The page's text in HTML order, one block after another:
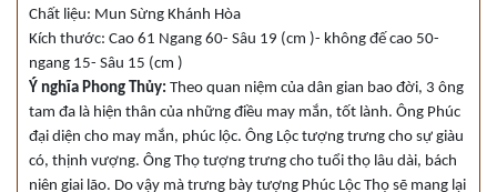
Chất liệu: Mun Sừng Khánh Hòa
Kích thước: Cao 61 Ngang 60- Sâu 19 (cm )- không đế cao 50-
ngang 15- Sâu 15 (cm )
Ý nghĩa Phong Thủy: Theo quan niệm của dân gian bao đời, 3 ông
tam đa là hiện thân của những điều may mắn, tốt lành. Ông Phúc
đại diện cho may mắn, phúc lộc. Ông Lộc tượng trưng cho sự giàu
có, thịnh vượng. Ông Thọ tượng trưng cho tuổi thọ lâu dài, bách
niên giai lão. Do vậy mà trưng bày tượng Phúc Lộc Thọ sẽ mang lại